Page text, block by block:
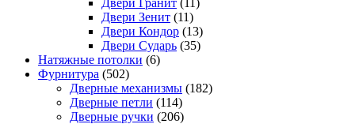
Двери Зенит (11)
Двери Кондор (13)
Двери Сударь (35)
Натяжные потолки (6)
Фурнитура (502)
Дверные механизмы (182)
Дверные петли (114)
Дверные ручки (206)